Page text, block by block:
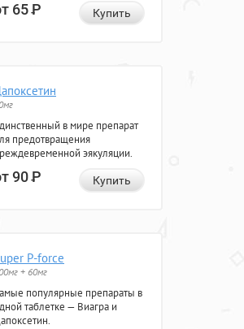
65Р Купить
в мире препарат
предотвращения
эякуляции.
90Р Купить
P-force
+ 60мг
популярные препараты в
таблетке — Виагра и